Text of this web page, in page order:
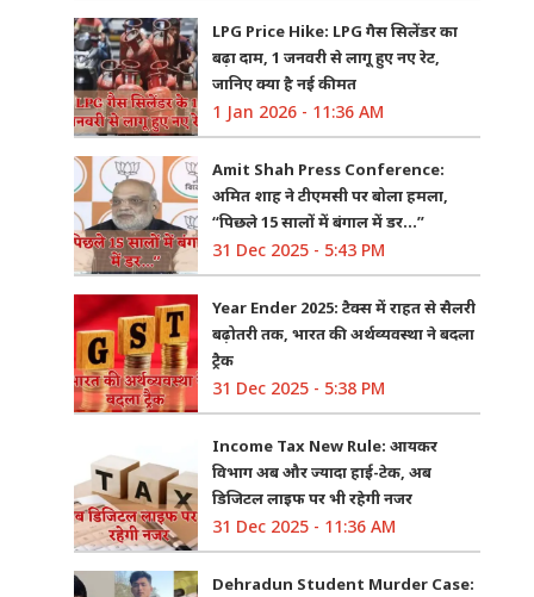
LPG Price Hike: LPG गैस सिलेंडर का
बढ़ा दाम, 1 जनवरी से लागू हुए नए रेट,
जानिए क्या है नई कीमत
1 Jan 2026 - 11:36 AM
Amit Shah Press Conference:
अमित शाह ने टीएमसी पर बोला हमला,
“पिछले 15 सालों में बंगाल में डर…”
31 Dec 2025 - 5:43 PM
Year Ender 2025: टैक्स में राहत से सैलरी
बढ़ोतरी तक, भारत की अर्थव्यवस्था ने बदला
ट्रैक
31 Dec 2025 - 5:38 PM
Income Tax New Rule: आयकर
विभाग अब और ज्यादा हाई-टेक, अब
डिजिटल लाइफ पर भी रहेगी नजर
31 Dec 2025 - 11:36 AM
Dehradun Student Murder Case: